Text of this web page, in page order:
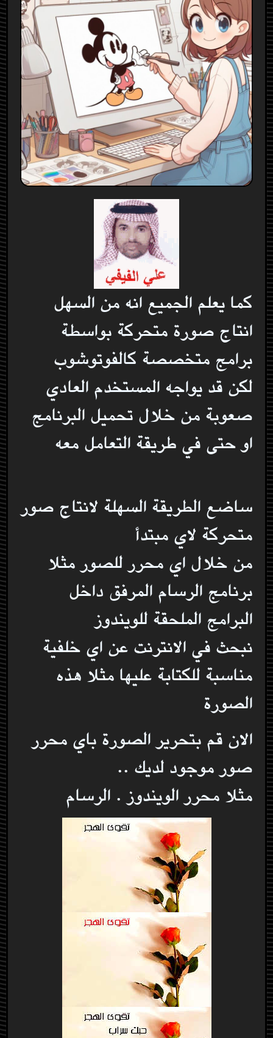
كما يعلم الجميع انه من السهل
انتاج صورة متحركة بواسطة
برامج متخصصة كالفوتوشوب
لكن قد يواجه المستخدم العادي
صعوبة من خلال تحميل البرنامج
او حتى في طريقة التعامل معه
ساضع الطريقة السهلة لانتاج صور
متحركة لاي مبتدأ
من خلال اي محرر للصور مثلا
برنامج الرسام المرفق داخل
البرامج الملحقة للويندوز
نبحث في الانترنت عن اي خلفية
مناسبة للكتابة عليها مثلا هذه
الصورة
الان قم بتحرير الصورة باي محرر
صور موجود لديك ..
مثلا محرر الويندوز . الرسام